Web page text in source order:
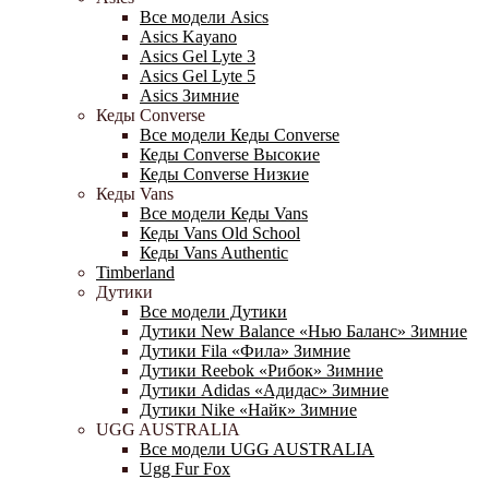
Все модели Asics
Asics Kayano
Asics Gel Lyte 3
Asics Gel Lyte 5
Asics Зимние
Кеды Converse
Все модели Кеды Converse
Кеды Converse Высокие
Кеды Converse Низкие
Кеды Vans
Все модели Кеды Vans
Кеды Vans Old School
Кеды Vans Authentic
Timberland
Дутики
Все модели Дутики
Дутики New Balance «Нью Баланс» Зимние
Дутики Fila «Фила» Зимние
Дутики Reebok «Рибок» Зимние
Дутики Adidas «Адидас» Зимние
Дутики Nike «Найк» Зимние
UGG AUSTRALIA
Все модели UGG AUSTRALIA
Ugg Fur Fox